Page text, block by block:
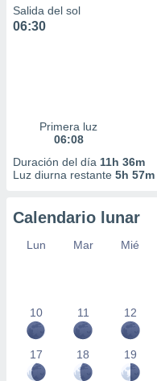
Salida del sol
06:30
Primera luz
06:08
Duración del día 11h 36m
Luz diurna restante 5h 57m
Calendario lunar
Lun Mar Mié
10 11 12
17 18 19